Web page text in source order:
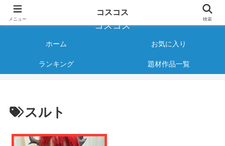
様々なジャンルのコスプレAVをご紹介する情報サイト
コスコス
ホーム お気に入り
ランキング 題材作品一覧
スルト
メニュー
コスコス
検索